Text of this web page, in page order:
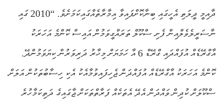
ދާއިމީ ދީލަތި އެހީގައި ބިނާކޮށްފައިވާ އިމާރާތެއްގައިކަމަށެވެ. “2010 ގައި
ނާސަރީލެވެލްއިން ފެށި ސްކޫލް ތަރައްގީވަމުން އައިސް ކޮންމެ އަހަރަކު
އާގްރޭޑެއް އުފައްދައި ގްރޭޑް 6 އާ ހަމަޔަށް މިހާރު ދަރިވަރުން ކިޔަވަމުންދޭ.
ކޮންމެ އަހަރަކު އާގްރޭޑެއް އުފައްދަން ޖެހިފައިވުމާއެކު އެކި ހިސާބުތަކުން އަލަށް
ސްކޫލަށް ކުދިން ވައްދަން އެދޭ އެތަކެއް ފަރާތްތަކަށް ޖާގައިގެ ދަތިކަމާހުރެ